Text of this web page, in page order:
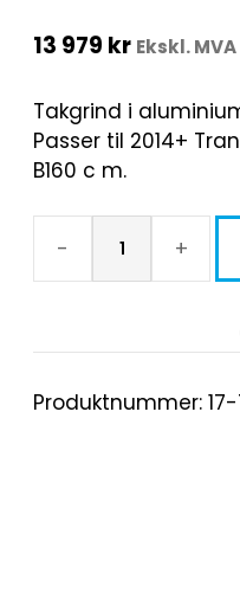
13 979 kr Ekskl. MVA
Takgrind i
Passer til 2014+
B160 c m.
- +
Produktnummer: